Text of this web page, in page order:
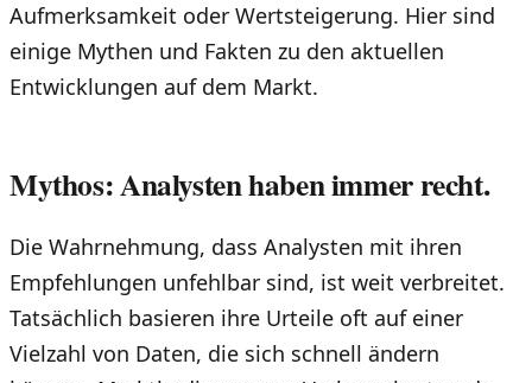
Aufmerksamkeit oder Wertsteigerung. Hier sind
einige Mythen und Fakten zu den aktuellen
Entwicklungen auf dem Markt.
Mythos: Analysten haben immer recht.
Die Wahrnehmung, dass Analysten mit ihren
Empfehlungen unfehlbar sind, ist weit verbreitet.
Tatsächlich basieren ihre Urteile oft auf einer
Vielzahl von Daten, die sich schnell ändern